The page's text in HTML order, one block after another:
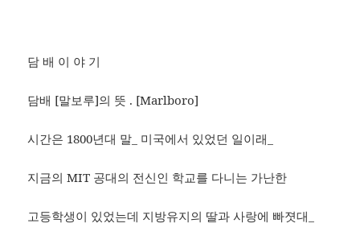
담 배 이 야 기
담배 [말보루]의 뜻 . [Marlboro]
시간은 1800년대 말_ 미국에서 있었던 일이래_
지금의 MIT 공대의 전신인 학교를 다니는 가난한
고등학생이 있었는데 지방유지의 딸과 사랑에 빠졋대_